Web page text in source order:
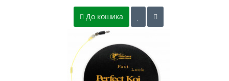
До кошика